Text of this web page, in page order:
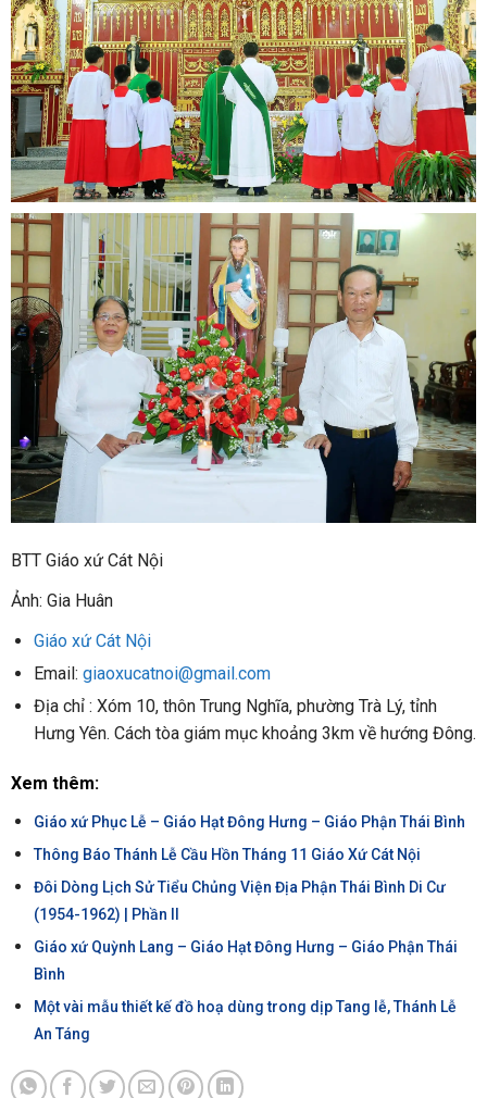
BTT Giáo xứ Cát Nội
Ảnh: Gia Huân
Giáo xứ Cát Nội
Email: giaoxucatnoi@gmail.com
Địa chỉ : Xóm 10, thôn Trung Nghĩa, phường Trà Lý, tỉnh
Hưng Yên. Cách tòa giám mục khoảng 3km về hướng Đông.
Xem thêm:
Giáo xứ Phục Lễ – Giáo Hạt Đông Hưng – Giáo Phận Thái Bình
Thông Báo Thánh Lễ Cầu Hồn Tháng 11 Giáo Xứ Cát Nội
Đôi Dòng Lịch Sử Tiểu Chủng Viện Địa Phận Thái Bình Di Cư
(1954-1962) | Phần II
Giáo xứ Quỳnh Lang – Giáo Hạt Đông Hưng – Giáo Phận Thái
Bình
Một vài mẫu thiết kế đồ hoạ dùng trong dịp Tang lễ, Thánh Lễ
An Táng